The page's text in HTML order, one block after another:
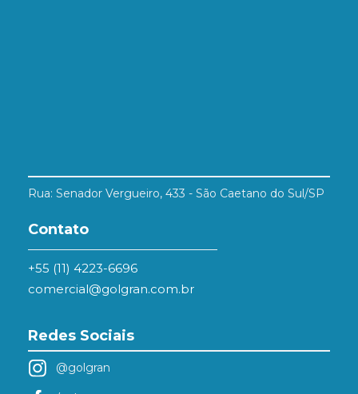
Rua: Senador Vergueiro, 433 - São Caetano do Sul/SP
Contato
+55 (11) 4223-6696
comercial@golgran.com.br
Redes Sociais
@golgran